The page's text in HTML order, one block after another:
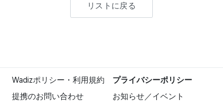
リストに戻る
Wadizポリシー・利用規約
プライバシーポリシー
提携のお問い合わせ
お知らせ／イベント